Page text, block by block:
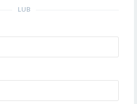
LUB